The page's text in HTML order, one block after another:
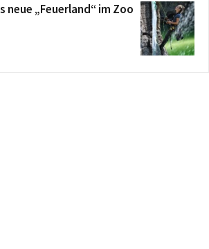
neue „Feuerland“ im Zoo